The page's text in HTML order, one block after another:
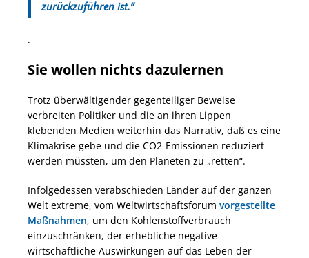
zurückzuführen ist.“
.
Sie wollen nichts dazulernen
Trotz überwältigender gegenteiliger Beweise
verbreiten Politiker und die an ihren Lippen
klebenden Medien weiterhin das Narrativ, daß es eine
Klimakrise gebe und die CO2-Emissionen reduziert
werden müssten, um den Planeten zu „retten“.
Infolgedessen verabschieden Länder auf der ganzen
Welt extreme, vom Weltwirtschaftsforum vorgestellte
Maßnahmen, um den Kohlenstoffverbrauch
einzuschränken, der erhebliche negative
wirtschaftliche Auswirkungen auf das Leben der